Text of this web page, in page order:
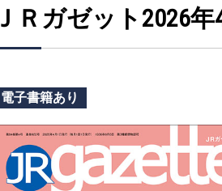
ＪＲガゼット2026
電子書籍あり